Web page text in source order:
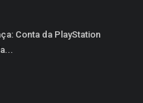
Conta da PlayStation